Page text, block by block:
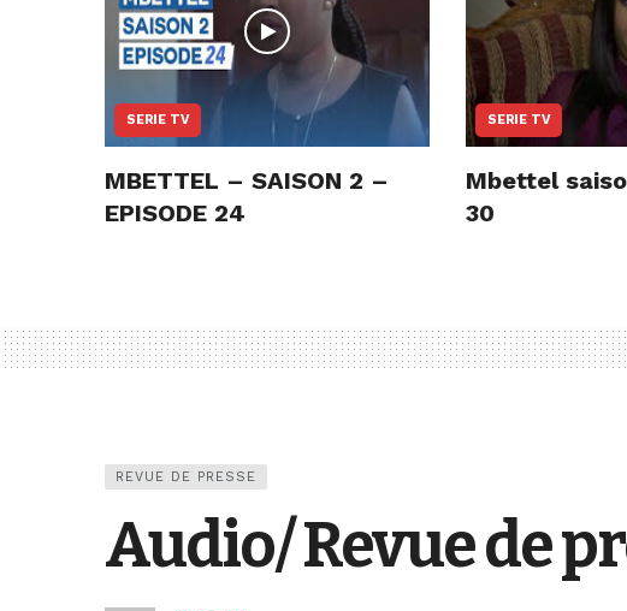
SERIE TV
MBETTEL – SAISON 2 –
EPISODE 24
SERIE TV
Mbettel
30
REVUE DE PRESSE
Audio/ Revue de